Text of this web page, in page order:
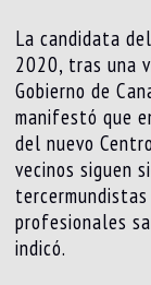
La candidata
2020, tras una
Gobierno de
manifestó que
del nuevo
vecinos siguen
profesionales
indicó.